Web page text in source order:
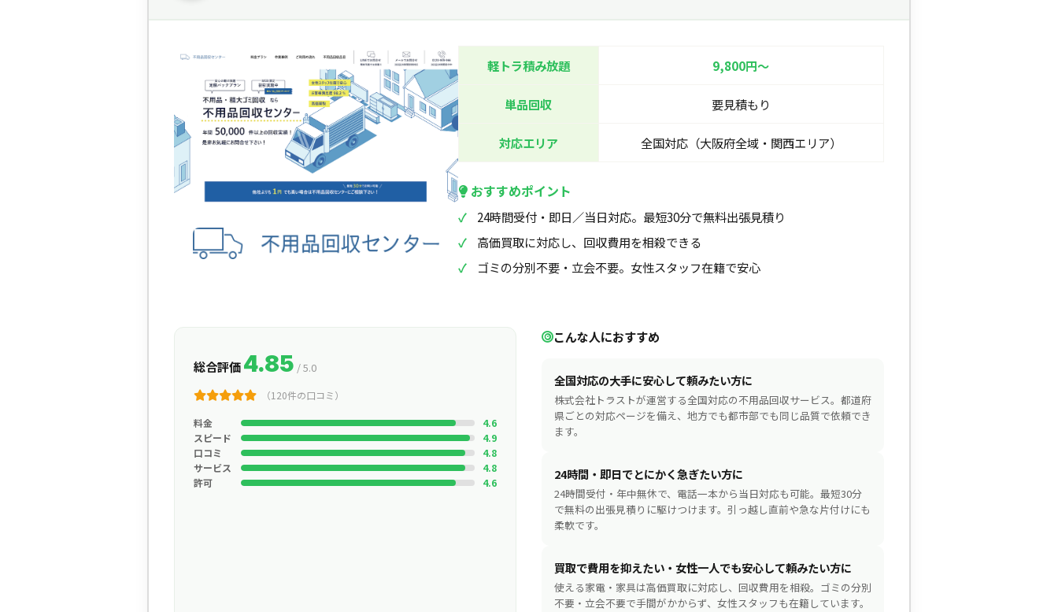
軽トラ積み放題 9,800円〜
単品回収 要見積もり
対応エリア 全国対応（大阪府全域・関西エリア）
おすすめポイント
24時間受付・即日／当日対応。最短30分で無料出張見積り
高価買取に対応し、回収費用を相殺できる
ゴミの分別不要・立会不要。女性スタッフ在籍で安心
総合評価4.85 / 5.0
（120件の口コミ）
料金
4.6
スピード
4.9
口コミ
4.8
サービス
4.8
許可
4.6
こんな人におすすめ
全国対応の大手に安心して頼みたい方に
株式会社トラストが運営する全国対応の不用品回収サービス。都道府
県ごとの対応ページを備え、地方でも都市部でも同じ品質で依頼でき
ます。
24時間・即日でとにかく急ぎたい方に
24時間受付・年中無休で、電話一本から当日対応も可能。最短30分
で無料の出張見積りに駆けつけます。引っ越し直前や急な片付けにも
柔軟です。
買取で費用を抑えたい・女性一人でも安心して頼みたい方に
使える家電・家具は高価買取に対応し、回収費用を相殺。ゴミの分別
不要・立会不要で手間がかからず、女性スタッフも在籍しています。